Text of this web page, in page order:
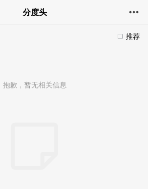
分度头
推荐
抱歉，暂无相关信息